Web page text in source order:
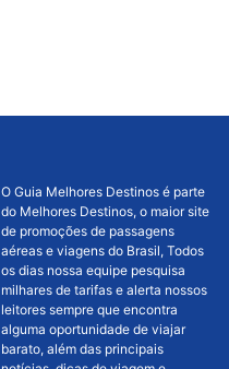
O Guia Melhores Destinos é parte
do Melhores Destinos, o maior site
de promoções de passagens
aéreas e viagens do Brasil, Todos
os dias nossa equipe pesquisa
milhares de tarifas e alerta nossos
leitores sempre que encontra
alguma oportunidade de viajar
barato, além das principais